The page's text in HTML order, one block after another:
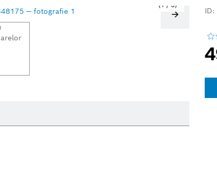
1 / 3
ID: